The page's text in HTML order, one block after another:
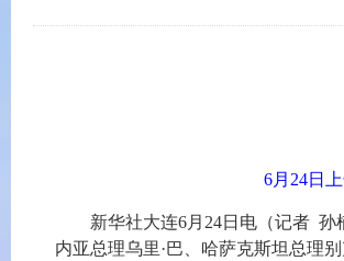
6月24日
新华社大连6月24日电（记者 孙
内亚总理乌里·巴、哈萨克斯坦总理